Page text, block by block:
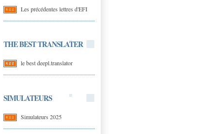
Les précédentes lettres d'EFI
THE BEST TRANSLATER
le best deepl.translator
SIMULATEURS
Simulateurs 2025